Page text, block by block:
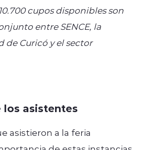
cupos disponibles son
entre SENCE, la
de Curicó y el sector
los asistentes
asistieron a la feria